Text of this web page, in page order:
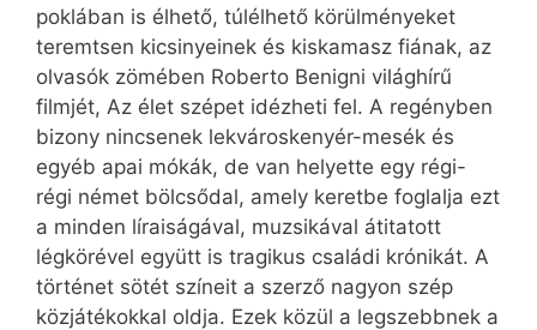
poklában is élhető, túlélhető körülményeket
teremtsen kicsinyeinek és kiskamasz fiának, az
olvasók zömében Roberto Benigni világhírű
filmjét, Az élet szépet idézheti fel. A regényben
bizony nincsenek lekvá­ros­kenyér-mesék és
egyéb apai mókák, de van helyette egy régi-
régi német bölcsődal, amely keretbe foglalja ezt
a minden líraiságával, muzsikával átitatott
légkörével együtt is tragikus családi krónikát. A
történet sötét színeit a szerző nagyon szép
közjátékokkal oldja. Ezek közül a legszebbnek a